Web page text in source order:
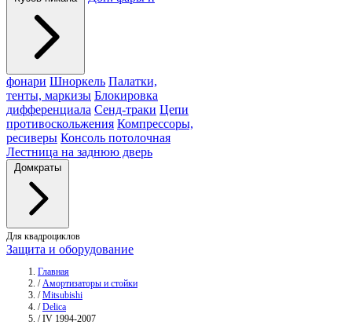
фонари Шноркель Палатки,
тенты, маркизы Блокировка
дифференциала Сенд-траки Цепи
противоскольжения Компрессоры,
ресиверы Консоль потолочная
Лестница на заднюю дверь
Домкраты
Для квадроциклов
Защита и оборудование
Главная
/ Амортизаторы и стойки
/ Mitsubishi
/ Delica
/ IV 1994-2007